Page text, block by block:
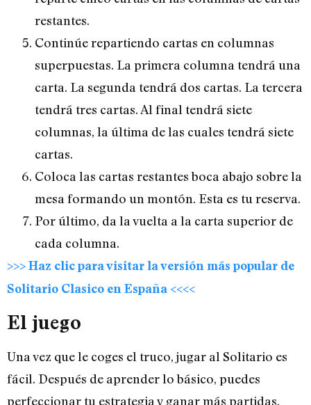
restantes.
Continúe repartiendo cartas en columnas
superpuestas. La primera columna tendrá una
carta. La segunda tendrá dos cartas. La tercera
tendrá tres cartas. Al final tendrá siete
columnas, la última de las cuales tendrá siete
cartas.
Coloca las cartas restantes boca abajo sobre la
mesa formando un montón. Esta es tu reserva.
Por último, da la vuelta a la carta superior de
cada columna.
>>> Haz clic para visitar la versión más popular de
Solitario Clasico en España <<<<
El juego
Una vez que le coges el truco, jugar al Solitario es
fácil. Después de aprender lo básico, puedes
perfeccionar tu estrategia y ganar más partidas.